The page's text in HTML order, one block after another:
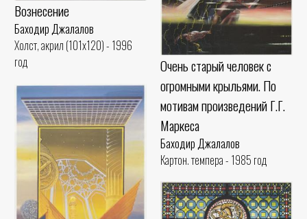
Вознесение
Баходир Джалалов
Холст, акрил (101x120) - 1996
год
Очень старый человек с
огромными крыльями. По
мотивам произведений Г.Г.
Маркеса
Баходир Джалалов
Картон. темпера - 1985 год